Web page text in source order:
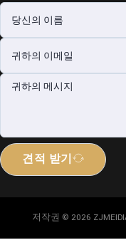
견적 받기
저작권 © 2026